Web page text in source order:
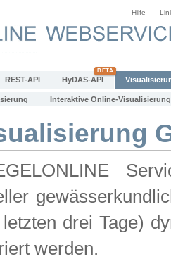
Hilfe
REST-API HyDAS-API
Interaktive Online-Visualisierung
drei Tage)
werden.